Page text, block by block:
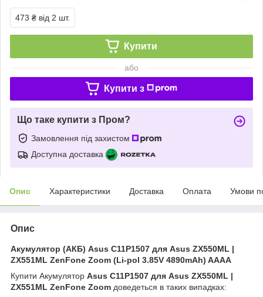
473 ₴ від 2 шт.
Купити
або
Купити з
Що таке купити з Пром?
Замовлення під захистом
Доступна доставка
Опис Характеристики Доставка Оплата Умови
Опис
Акумулятор (АКБ) Asus C11P1507 для Asus ZX550ML |
ZX551ML ZenFone Zoom (Li-pol 3.85V 4890mAh) AAAA
Купити Акумулятор Asus C11P1507 для Asus ZX550ML |
ZX551ML ZenFone Zoom доведеться в таких випадках: